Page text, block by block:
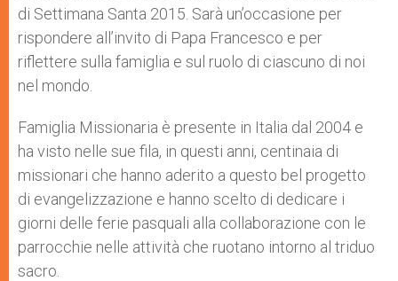
di Settimana Santa 2015. Sarà un’occasione per
rispondere all’invito di Papa Francesco e per
riflettere sulla famiglia e sul ruolo di ciascuno di noi
nel mondo.
Famiglia Missionaria è presente in Italia dal 2004 e
ha visto nelle sue fila, in questi anni, centinaia di
missionari che hanno aderito a questo bel progetto
di evangelizzazione e hanno scelto di dedicare i
giorni delle ferie pasquali alla collaborazione con le
parrocchie nelle attività che ruotano intorno al triduo
sacro.